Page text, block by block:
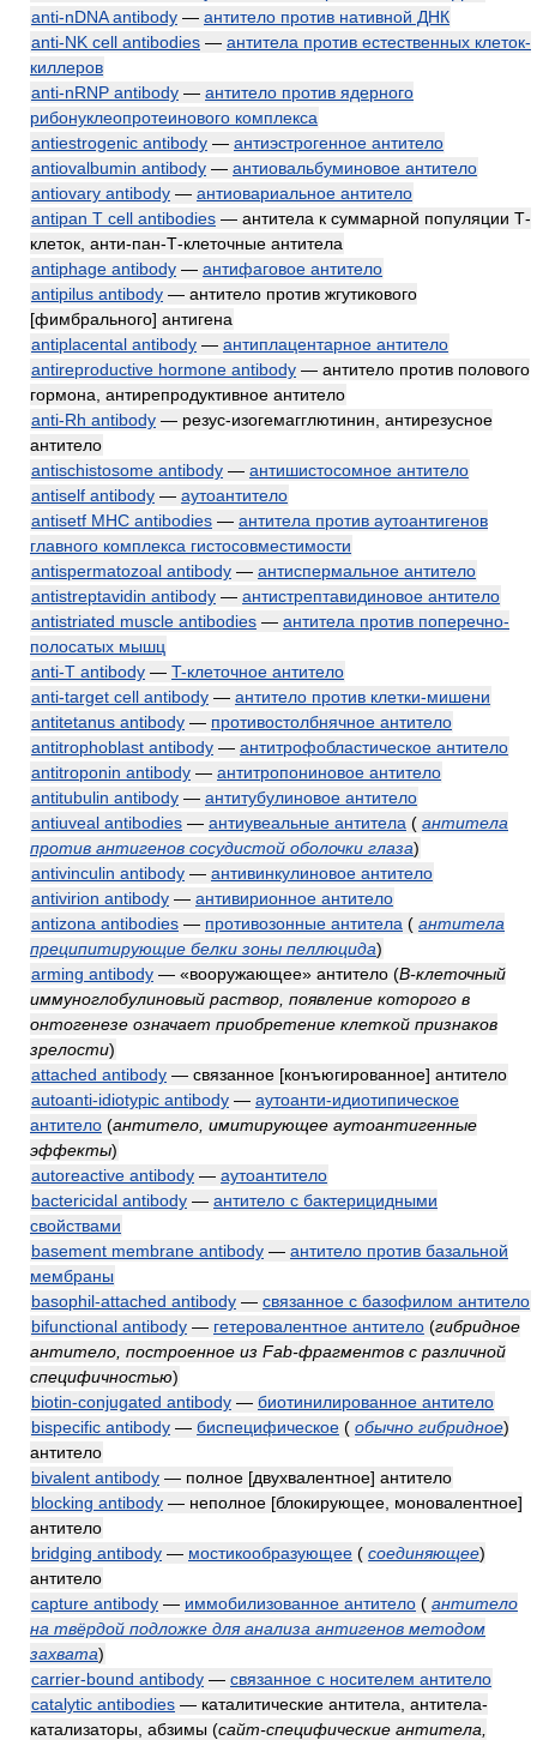
anti-nDNA antibody — антитело против нативной ДНК
anti-NK cell antibodies — антитела против естественных клеток-
киллеров
anti-nRNP antibody — антитело против ядерного
рибонуклеопротеинового комплекса
antiestrogenic antibody — антиэстрогенное антитело
antiovalbumin antibody — антиовальбуминовое антитело
antiovary antibody — антиовариальное антитело
antipan Т cell antibodies — антитела к суммарной популяции Т-
клеток, анти-пан-Т-клеточные антитела
antiphage antibody — антифаговое антитело
antipilus antibody — антитело против жгутикового
[фимбрального] антигена
antiplacental antibody — антиплацентарное антитело
antireproductive hormone antibody — антитело против полового
гормона, антирепродуктивное антитело
anti-Rh antibody — резус-изогемагглютинин, антирезусное
антитело
antischistosome antibody — антишистосомное антитело
antiself antibody — аутоантитело
antisetf MHC antibodies — антитела против аутоантигенов
главного комплекса гистосовместимости
antispermatozoal antibody — антиспермальное антитело
antistreptavidin antibody — антистрептавидиновое антитело
antistriated muscle antibodies — антитела против поперечно-
полосатых мышц
anti-T antibody — T-клеточное антитело
anti-target cell antibody — антитело против клетки-мишени
antitetanus antibody — противостолбнячное антитело
antitrophoblast antibody — антитрофобластическое антитело
antitroponin antibody — антитропониновое антитело
antitubulin antibody — антитубулиновое антитело
antiuveal antibodies — антиувеальные антитела ( антитела
против антигенов сосудистой оболочки глаза)
antivinculin antibody — антивинкулиновое антитело
antivirion antibody — антивирионное антитело
antizona antibodies — противозонные антитела ( антитела
преципитирующие белки зоны пеллюцида)
arming antibody — «вооружающее» антитело (B-клеточный
иммуноглобулиновый раствор, появление которого в
онтогенезе означает приобретение клеткой признаков
зрелости)
attached antibody — связанное [конъюгированное] антитело
autoanti-idiotypic antibody — аутоанти-идиотипическое
антитело (антитело, имитирующее аутоантигенные
эффекты)
autoreactive antibody — аутоантитело
bactericidal antibody — антитело с бактерицидными
свойствами
basement membrane antibody — антитело против базальной
мембраны
basophil-attached antibody — связанное с базофилом антитело
bifunctional antibody — гетеровалентное антитело (гибридное
антитело, построенное из Fab-фрагментов с различной
специфичностью)
biotin-conjugated antibody — биотинилированное антитело
bispecific antibody — биспецифическое ( обычно гибридное)
антитело
bivalent antibody — полное [двухвалентное] антитело
blocking antibody — неполное [блокирующее, моновалентное]
антитело
bridging antibody — мостикообразующее ( соединяющее)
антитело
capture antibody — иммобилизованное антитело ( антитело
на твёрдой подложке для анализа антигенов методом
захвата)
carrier-bound antibody — связанное с носителем антитело
catalytic antibodies — каталитические антитела, антитела-
катализаторы, абзимы (сайт-специфические антитела,